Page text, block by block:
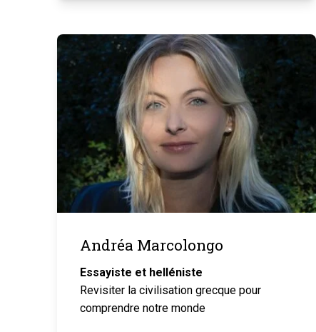
Andréa Marcolongo
Essayiste et helléniste
Revisiter la civilisation grecque pour
comprendre notre monde